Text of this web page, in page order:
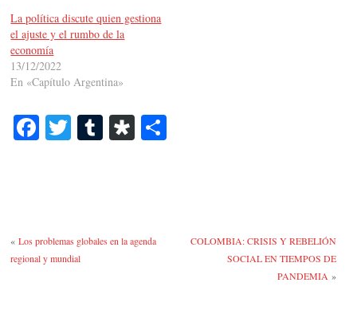
La política discute quien gestiona
el ajuste y el rumbo de la
economía
13/12/2022
En «Capítulo Argentina»
Fa T T Di
«Los problemas globales en la agenda
regional y mundial
COLOMBIA: CRISIS Y REBELIÓN
SOCIAL EN TIEMPOS DE
PANDEMIA »